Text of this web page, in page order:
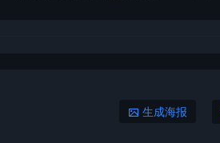
生成海报